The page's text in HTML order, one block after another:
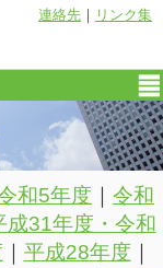
連絡先 ｜ リンク集
和5年度
令和
成31年度・令和
平成28年度